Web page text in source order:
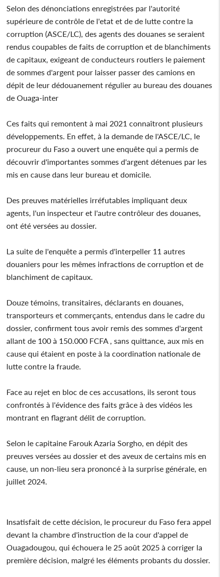
Selon des dénonciations enregistrées par l'autorité
supérieure de contrôle de l'etat et de de lutte contre la
corruption (ASCE/LC), des agents des douanes se seraient
rendus coupables de faits de corruption et de blanchiments
de capitaux, exigeant de conducteurs routiers le paiement
de sommes d'argent pour laisser passer des camions en
dépit de leur dédouanement régulier au bureau des douanes
de Ouaga-inter
Ces faits qui remontent à mai 2021 connaîtront plusieurs
développements. En effet, à la demande de l'ASCE/LC, le
procureur du Faso a ouvert une enquête qui a permis de
découvrir d'importantes sommes d'argent détenues par les
mis en cause dans leur bureau et domicile.
Des preuves matérielles irréfutables impliquant deux
agents, l'un inspecteur et l'autre contrôleur des douanes,
ont été versées au dossier.
La suite de l'enquête a permis d'interpeller 11 autres
douaniers pour les mêmes infractions de corruption et de
blanchiment de capitaux.
Douze témoins, transitaires, déclarants en douanes,
transporteurs et commerçants, entendus dans le cadre du
dossier, confirment tous avoir remis des sommes d'argent
allant de 100 à 150.000 FCFA , sans quittance, aux mis en
cause qui étaient en poste à la coordination nationale de
lutte contre la fraude.
Face au rejet en bloc de ces accusations, ils seront tous
confrontés à l'évidence des faits grâce à des vidéos les
montrant en flagrant délit de corruption.
Selon le capitaine Farouk Azaria Sorgho, en dépit des
preuves versées au dossier et des aveux de certains mis en
cause, un non-lieu sera prononcé à la surprise générale, en
juillet 2024.
Insatisfait de cette décision, le procureur du Faso fera appel
devant la chambre d'instruction de la cour d'appel de
Ouagadougou, qui échouera le 25 août 2025 à corriger la
première décision, malgré les éléments probants du dossier.